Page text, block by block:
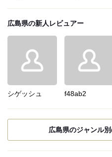
広島県の新人レビュアー
シゲッシュ f48ab2
広島県のジャンル